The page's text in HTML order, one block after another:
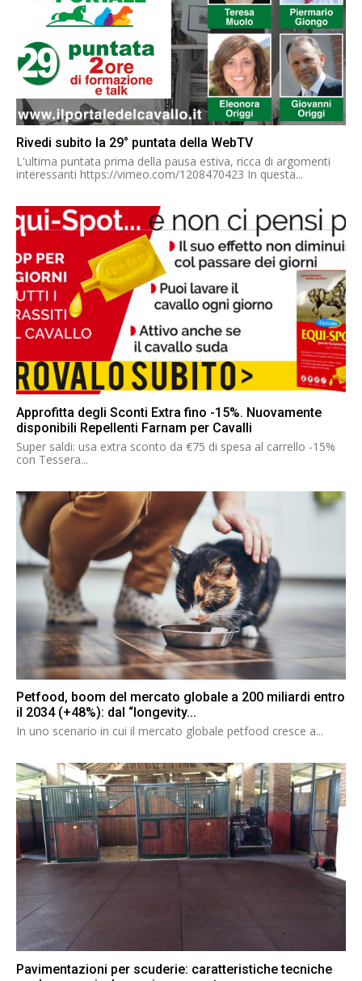
Rivedi subito la 29° puntata della WebTV
L'ultima puntata prima della pausa estiva, ricca di argomenti
interessanti https://vimeo.com/1208470423 In questa...
Approfitta degli Sconti Extra fino -15%. Nuovamente
disponibili Repellenti Farnam per Cavalli
Super saldi: usa extra sconto da €75 di spesa al carrello -15%
con Tessera...
Petfood, boom del mercato globale a 200 miliardi entro
il 2034 (+48%): dal “longevity...
In uno scenario in cui il mercato globale petfood cresce a...
Pavimentazioni per scuderie: caratteristiche tecniche